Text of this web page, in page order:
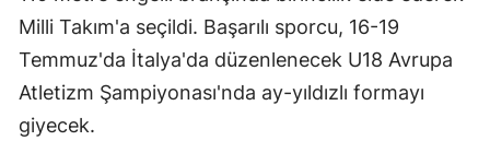
Milli Takım'a seçildi. Başarılı sporcu, 16-19
Temmuz'da İtalya'da düzenlenecek U18 Avrupa
Atletizm Şampiyonası'nda ay-yıldızlı formayı
giyecek.